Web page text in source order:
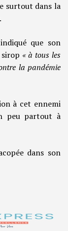
surtout dans la
que son
sirop « à tous les
la pandémie
à cet ennemi
peu partout à
dans son